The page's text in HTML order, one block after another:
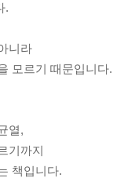
.
니라
모르기 때문입니다.
열,
기까지
책입니다.